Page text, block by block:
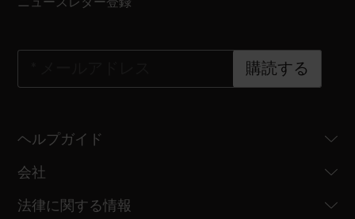
購読する
ヘルプガイド
会社
法律に関する情報